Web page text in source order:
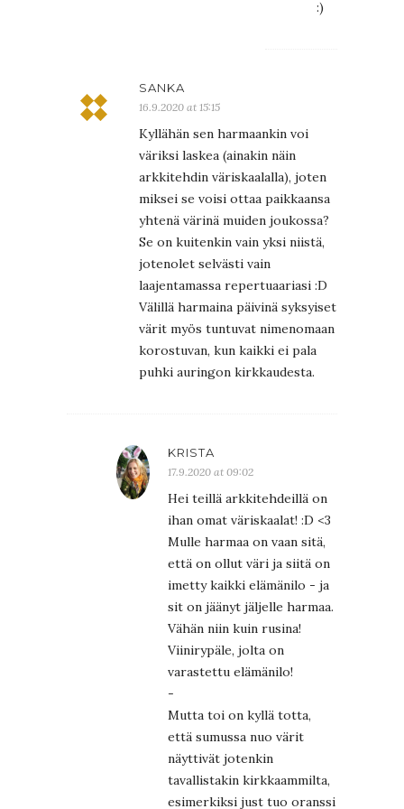
:)
SANKA
16.9.2020 at 15:15
Kyllähän sen harmaankin voi
väriksi laskea (ainakin näin
arkkitehdin väriskaalalla), joten
miksei se voisi ottaa paikkaansa
yhtenä värinä muiden joukossa?
Se on kuitenkin vain yksi niistä,
jotenolet selvästi vain
laajentamassa repertuaariasi :D
Välillä harmaina päivinä syksyiset
värit myös tuntuvat nimenomaan
korostuvan, kun kaikki ei pala
puhki auringon kirkkaudesta.
KRISTA
17.9.2020 at 09:02
Hei teillä arkkitehdeillä on
ihan omat väriskaalat! :D <3
Mulle harmaa on vaan sitä,
että on ollut väri ja siitä on
imetty kaikki elämänilo - ja
sit on jäänyt jäljelle harmaa.
Vähän niin kuin rusina!
Viinirypäle, jolta on
varastettu elämänilo!
-
Mutta toi on kyllä totta,
että sumussa nuo värit
näyttivät jotenkin
tavallistakin kirkkaammilta,
esimerkiksi just tuo oranssi